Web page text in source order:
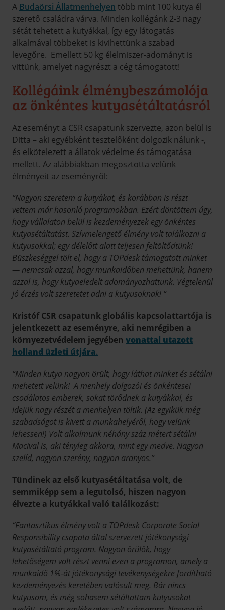
A Budaörsi Állatmenhelyen több mint 100 kutya él
szerető családra várva. Minden kollégánk 2-3 nagy
sétát tehetett a kutyákkal, így egy látogatás
alkalmával többeket is kivihettünk a szabad
levegőre. Emellett 50 kg élelmiszer-adományt is
vittünk, amelyet nagyrészt a cég támogatott!
Kollégáink élménybeszámolója
az önkéntes kutyasétáltatásról
Az eseményt a CSR csapatunk szervezte, azon belül is
Ditta – aki egyébként tesztelőként dolgozik nálunk -,
és elkötelezett a állatok védelme és támogatása
mellett. Az alábbiakban megosztotta velünk
élményeit az eseményről:
“Nagyon szeretem a kutyákat, és korábban is részt
vettem már hasonló programokban. Ezért döntöttem úgy,
hogy vállalaton belül is kezdeményezek egy önkéntes
kutyasétáltatást. Szívmelengető élmény volt találkozni a
kutyusokkal; egy délelőtt alatt teljesen feltöltődtünk!
Büszkeséggel tölt el, hogy a TOPdesk támogatott minket
— nemcsak azzal, hogy munkaidőben mehettünk, hanem
azzal is, hogy kutyaeledelt adományozhattunk. Végtelenül
jó érzés volt szeretetet adni a kutyusoknak! “
Kristóf CSR csapatunk globális kapcsolattartója is
jelentkezett az eseményre, aki nemrégiben a
környezetvédelem jegyében vonattal utazott
holland üzleti útjára.
“Minden kutya nagyon örült, hogy láthat minket és sétálni
mehetett velünk! A menhely dolgozói és önkéntesei
csodálatos emberek, sokat törődnek a kutyákkal, és
idejük nagy részét a menhelyen töltik. (Az egyikük még
szabadságot is kivett a munkahelyéről, hogy velünk
lehessen!) Volt alkalmunk néhány száz métert sétálni
Macival is, aki tényleg akkora, mint egy medve. Nagyon
szelíd, nagyon szerény, nagyon aranyos.”
Tündinek az első kutyasétáltatása volt, de
semmiképp sem a legutolsó, hiszen nagyon
élvezte a kutyákkal való találkozást:
“Fantasztikus élmény volt a TOPdesk Corporate Social
Responsibility csapata által szervezett jótékonysági
kutyasétáltató program. Nagyon örülök, hogy
lehetőségem volt részt venni ezen a programon, amely a
munkaidő 1%-át jótékonysági tevékenységekre fordítható
kezdeményezés keretében valósult meg. Bár nincs
kutyusom, és még sohasem sétáltattam kutyusokat